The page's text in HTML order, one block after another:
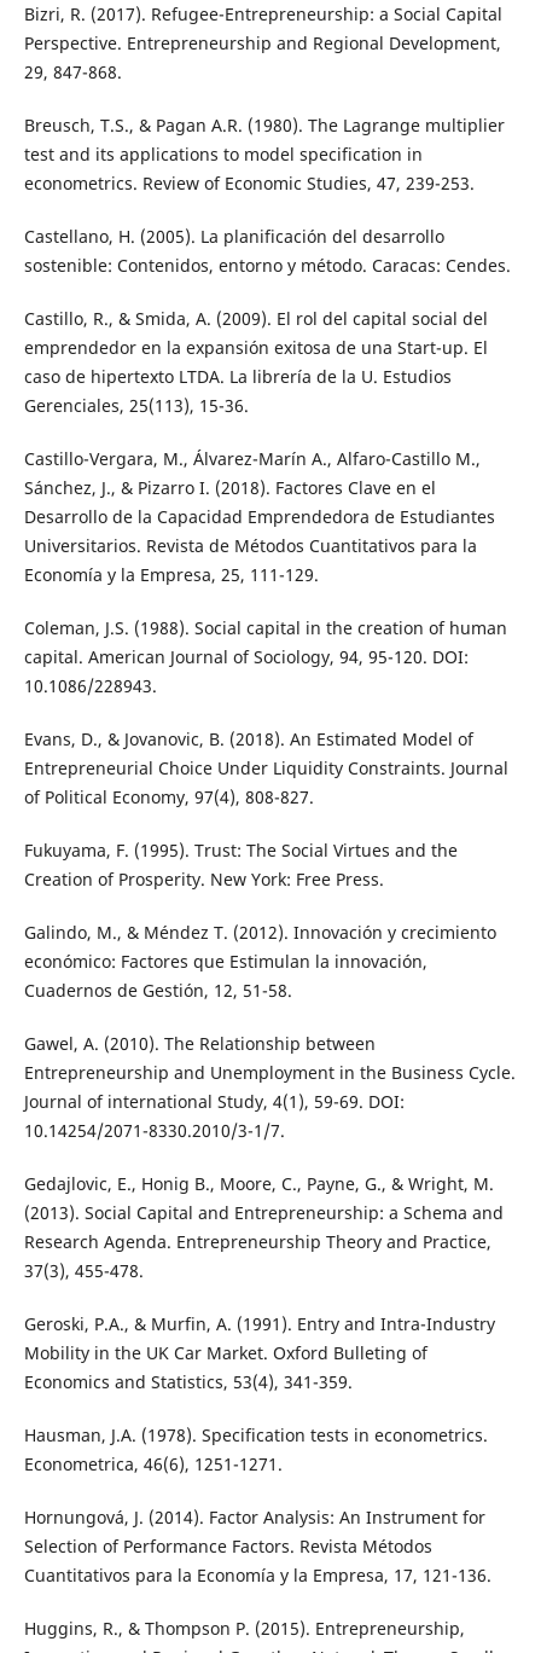
Bizri, R. (2017). Refugee-Entrepreneurship: a Social Capital
Perspective. Entrepreneurship and Regional Development,
29, 847-868.
Breusch, T.S., & Pagan A.R. (1980). The Lagrange multiplier
test and its applications to model specification in
econometrics. Review of Economic Studies, 47, 239-253.
Castellano, H. (2005). La planificación del desarrollo
sostenible: Contenidos, entorno y método. Caracas: Cendes.
Castillo, R., & Smida, A. (2009). El rol del capital social del
emprendedor en la expansión exitosa de una Start-up. El
caso de hipertexto LTDA. La librería de la U. Estudios
Gerenciales, 25(113), 15-36.
Castillo-Vergara, M., Álvarez-Marín A., Alfaro-Castillo M.,
Sánchez, J., & Pizarro I. (2018). Factores Clave en el
Desarrollo de la Capacidad Emprendedora de Estudiantes
Universitarios. Revista de Métodos Cuantitativos para la
Economía y la Empresa, 25, 111-129.
Coleman, J.S. (1988). Social capital in the creation of human
capital. American Journal of Sociology, 94, 95-120. DOI:
10.1086/228943.
Evans, D., & Jovanovic, B. (2018). An Estimated Model of
Entrepreneurial Choice Under Liquidity Constraints. Journal
of Political Economy, 97(4), 808-827.
Fukuyama, F. (1995). Trust: The Social Virtues and the
Creation of Prosperity. New York: Free Press.
Galindo, M., & Méndez T. (2012). Innovación y crecimiento
económico: Factores que Estimulan la innovación,
Cuadernos de Gestión, 12, 51-58.
Gawel, A. (2010). The Relationship between
Entrepreneurship and Unemployment in the Business Cycle.
Journal of international Study, 4(1), 59-69. DOI:
10.14254/2071-8330.2010/3-1/7.
Gedajlovic, E., Honig B., Moore, C., Payne, G., & Wright, M.
(2013). Social Capital and Entrepreneurship: a Schema and
Research Agenda. Entrepreneurship Theory and Practice,
37(3), 455-478.
Geroski, P.A., & Murfin, A. (1991). Entry and Intra-Industry
Mobility in the UK Car Market. Oxford Bulleting of
Economics and Statistics, 53(4), 341-359.
Hausman, J.A. (1978). Specification tests in econometrics.
Econometrica, 46(6), 1251-1271.
Hornungová, J. (2014). Factor Analysis: An Instrument for
Selection of Performance Factors. Revista Métodos
Cuantitativos para la Economía y la Empresa, 17, 121-136.
Huggins, R., & Thompson P. (2015). Entrepreneurship,